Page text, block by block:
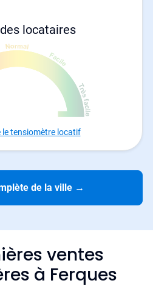
locataires
le tensiomètre locatif
de la ville →
ventes
à Ferques